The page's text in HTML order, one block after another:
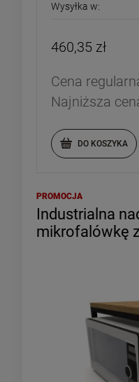
Wysyłka w:
460,35 zł
Cena
Najniższa
DO KOSZYKA
Industrialna
mikrofalówkę
PROMOCJA